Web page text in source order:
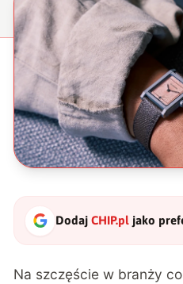
DodajCHIP.pl jako
Na szczęście w branży